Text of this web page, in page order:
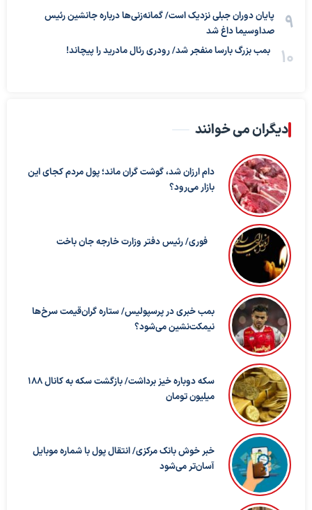
پایان دوران جبلی نزدیک است/ گمانه‌زنی‌ها درباره جانشین رئیس
صداوسیما داغ شد
بمب بزرگ بارسا منفجر شد/ رودری رئال مادرید را پیچاند!
دیگران می خوانند
دام ارزان شد، گوشت گران ماند؛ پول مردم کجای این
بازار می‌رود؟
فوری/ رئیس دفتر وزارت خارجه جان باخت
بمب خبری در پرسپولیس/ ستاره گران‌قیمت سرخ‌ها
نیمکت‌نشین می‌شود؟
سکه دوباره خیز برداشت/ بازگشت سکه به کانال ۱۸۸
میلیون تومان
خبر خوش بانک مرکزی/ انتقال پول با شماره موبایل
آسان‌تر می‌شود